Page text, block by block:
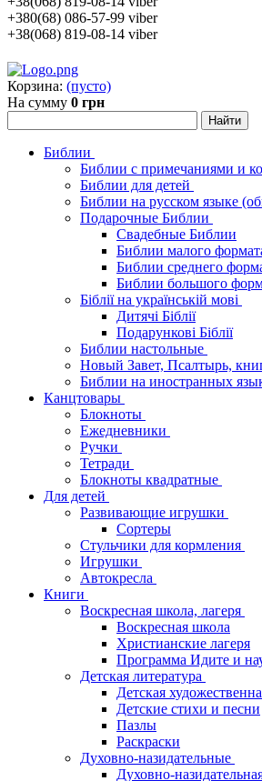
+380(68) 086-57-99 viber
+38(068) 819-08-14 viber
Корзина: (пусто)
На сумму 0 грн
Библии
Библии с примечаниями и
Библии для детей
Библии на русском языке
Подарочные Библии
Свадебные Библии
Библии малого
Библии среднего
Библии большого
Біблії на українській мові
Дитячі Біблії
Подарункові Біблії
Библии настольные
Новый Завет, Псалтырь,
Библии на иностранных
Канцтовары
Блокноты
Ежедневники
Ручки
Тетради
Блокноты квадратные
Для детей
Развивающие игрушки
Сортеры
Стульчики для кормления
Игрушки
Автокресла
Книги
Воскресная школа, лагеря
Воскресная школа
Христианские лагеря
Программа Идите и
Детская литература
Детская
Детские стихи и песни
Пазлы
Раскраски
Духовно-назидательные
Духовно-